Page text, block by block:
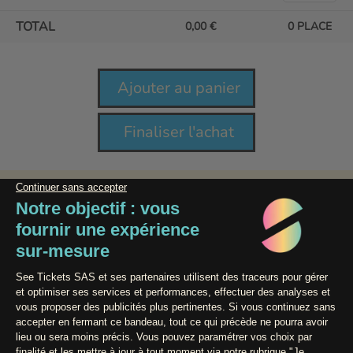
au guichet, à l'entrée du festival.
TOTAL 0,00 0 PLACE
Powered by
Conditions générales de vente
Données Personnelles